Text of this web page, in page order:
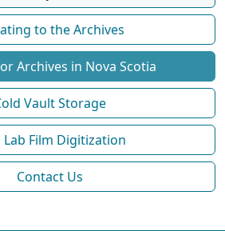
to the Archives
Archives in Nova Scotia
Vault Storage
Lab Film Digitization
Contact Us